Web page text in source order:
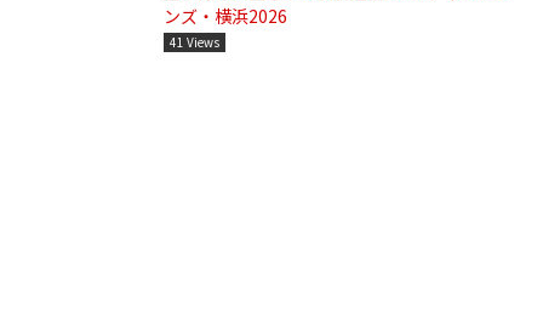
ンズ・横浜2026
41 Views